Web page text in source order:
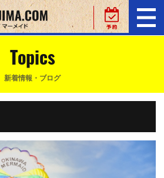
Topics
新着情報・ブログ